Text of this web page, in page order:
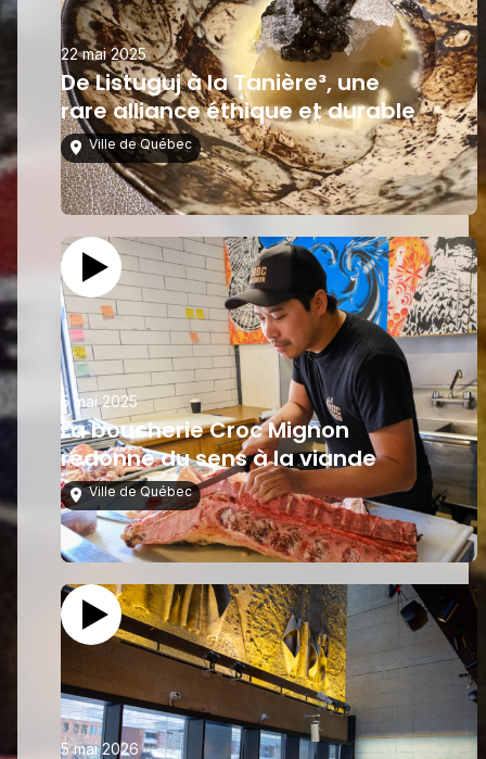
22 mai 2025
De Listuguj à la Tanière³, une
rare alliance éthique et durable
Ville de Québec
5 mai 2025
La boucherie Croc Mignon
redonne du sens à la viande
Ville de Québec
5 mai 2026